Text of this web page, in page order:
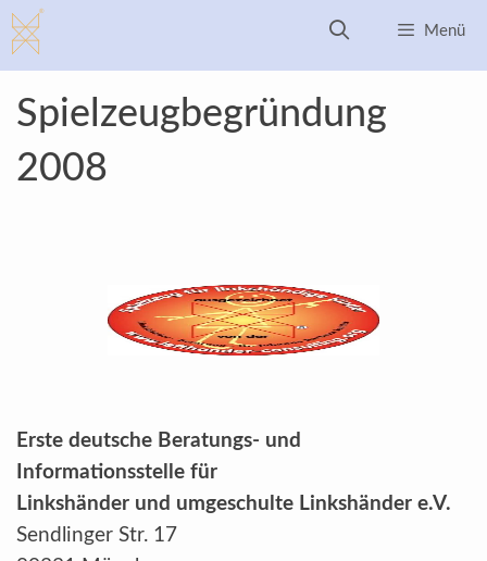
Zum
Inhalt
springen
Menü
Spielzeugbegründung
2008
Erste deutsche Beratungs- und
Informationsstelle für
Linkshänder und umgeschulte Linkshänder e.V.
Sendlinger Str. 17